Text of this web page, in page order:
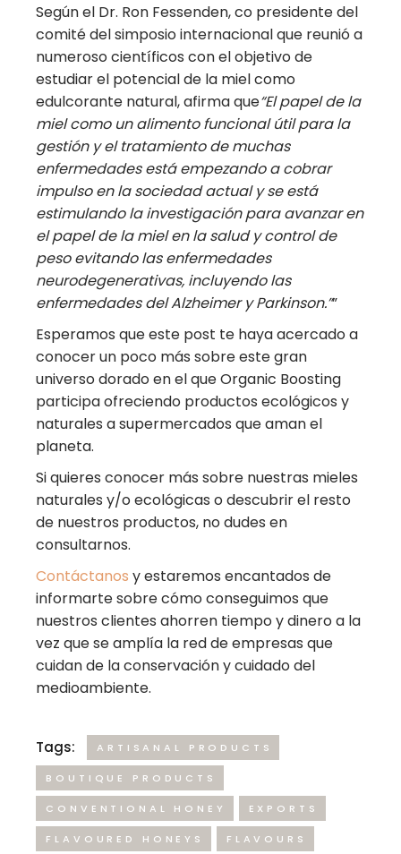
Según el Dr. Ron Fessenden, co presidente del
comité del simposio internacional que reunió a
numeroso científicos con el objetivo de
estudiar el potencial de la miel como
edulcorante natural, afirma que“El papel de la
miel como un alimento funcional útil para la
gestión y el tratamiento de muchas
enfermedades está empezando a cobrar
impulso en la sociedad actual y se está
estimulando la investigación para avanzar en
el papel de la miel en la salud y control de
peso evitando las enfermedades
neurodegenerativas, incluyendo las
enfermedades del Alzheimer y Parkinson.””
Esperamos que este post te haya acercado a
conocer un poco más sobre este gran
universo dorado en el que Organic Boosting
participa ofreciendo productos ecológicos y
naturales a supermercados que aman el
planeta.
Si quieres conocer más sobre nuestras mieles
naturales y/o ecológicas o descubrir el resto
de nuestros productos, no dudes en
consultarnos.
Contáctanos y estaremos encantados de
informarte sobre cómo conseguimos que
nuestros clientes ahorren tiempo y dinero a la
vez que se amplía la red de empresas que
cuidan de la conservación y cuidado del
medioambiente.
Tags: ARTISANAL PRODUCTS
BOUTIQUE PRODUCTS
CONVENTIONAL HONEY EXPORTS
FLAVOURED HONEYS FLAVOURS